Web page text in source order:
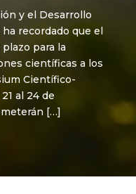
y el Desarrollo
recordado que el
para la
científicas a los
Científico-
al 24 de
[…]